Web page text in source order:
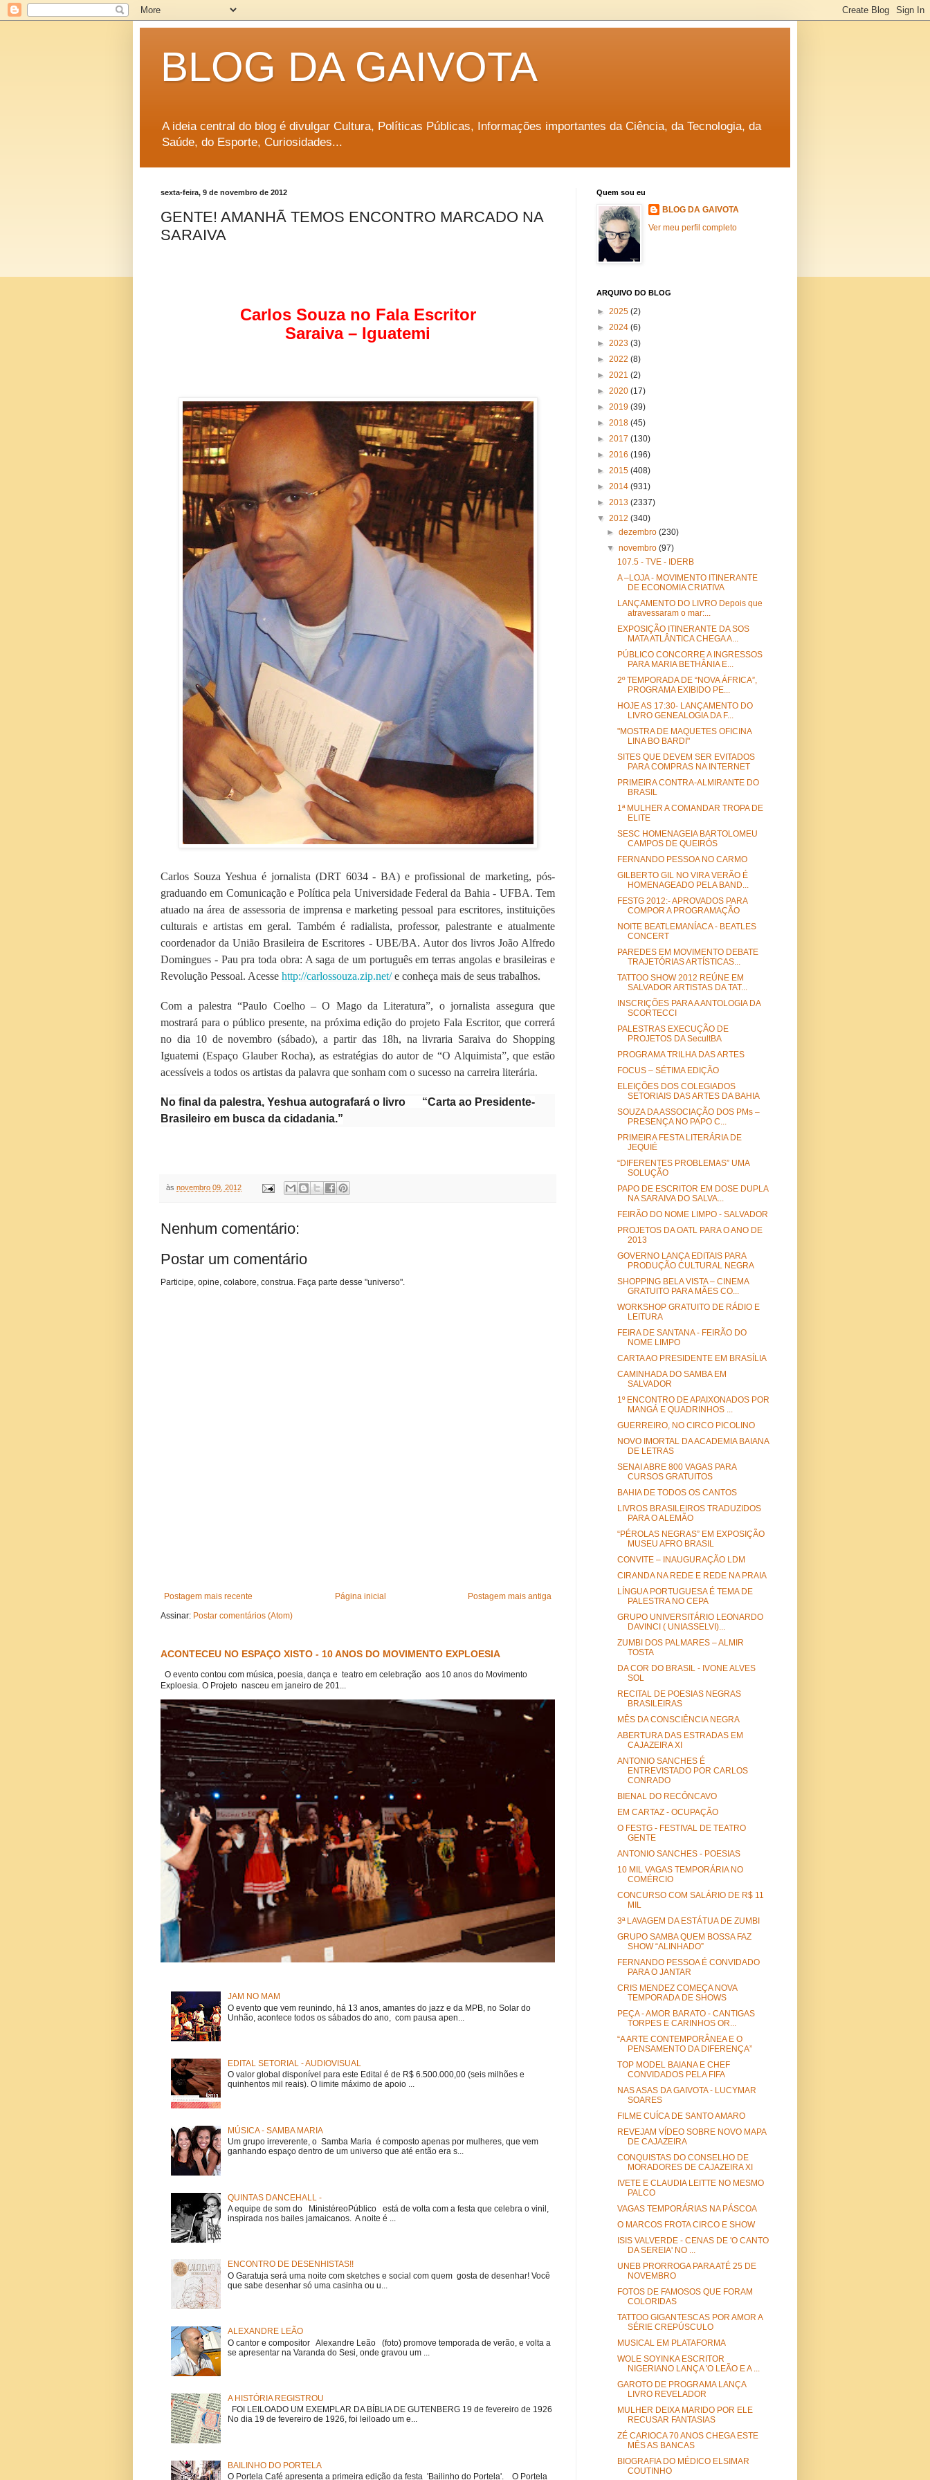
BLOG DA GAIVOTA
A ideia central do blog é divulgar Cultura, Políticas Públicas, Informações importantes da Ciência, da Tecnologia, da
Saúde, do Esporte, Curiosidades...
sexta-feira, 9 de novembro de 2012
GENTE! AMANHÃ TEMOS ENCONTRO MARCADO NA
SARAIVA
Carlos Souza no Fala Escritor
Saraiva – Iguatemi
Carlos Souza Yeshua é jornalista (DRT 6034 - BA) e profissional de marketing, pós-
graduando em Comunicação e Política pela Universidade Federal da Bahia - UFBA. Tem
atuado na área de assessoria de imprensa e marketing pessoal para escritores, instituições
culturais e artistas em geral. Também é radialista, professor, palestrante e atualmente
coordenador da União Brasileira de Escritores - UBE/BA. Autor dos livros João Alfredo
Domingues - Pau pra toda obra: A saga de um português em terras angolas e brasileiras e
Revolução Pessoal. Acesse http://carlossouza.zip.net/ e conheça mais de seus trabalhos.
Com a palestra “Paulo Coelho – O Mago da Literatura”, o jornalista assegura que
mostrará para o público presente, na próxima edição do projeto Fala Escritor, que correrá
no dia 10 de novembro (sábado), a partir das 18h, na livraria Saraiva do Shopping
Iguatemi (Espaço Glauber Rocha), as estratégias do autor de “O Alquimista”, que estão
acessíveis a todos os artistas da palavra que sonham com o sucesso na carreira literária.
No final da palestra, Yeshua autografará o livro “Carta ao Presidente-
Brasileiro em busca da cidadania.”
às novembro 09, 2012
Nenhum comentário:
Postar um comentário
Participe, opine, colabore, construa. Faça parte desse "universo".
Postagem mais recente Postagem mais antiga
Página inicial
Assinar: Postar comentários (Atom)
ACONTECEU NO ESPAÇO XISTO - 10 ANOS DO MOVIMENTO EXPLOESIA
O evento contou com música, poesia, dança e teatro em celebração aos 10 anos do Movimento
Exploesia. O Projeto nasceu em janeiro de 201...
JAM NO MAM
O evento que vem reunindo, há 13 anos, amantes do jazz e da MPB, no Solar do
Unhão, acontece todos os sábados do ano, com pausa apen...
EDITAL SETORIAL - AUDIOVISUAL
O valor global disponível para este Edital é de R$ 6.500.000,00 (seis milhões e
quinhentos mil reais). O limite máximo de apoio ...
MÚSICA - SAMBA MARIA
Um grupo irreverente, o Samba Maria é composto apenas por mulheres, que vem
ganhando espaço dentro de um universo que até então era s...
QUINTAS DANCEHALL -
A equipe de som do MinistéreoPúblico está de volta com a festa que celebra o vinil,
inspirada nos bailes jamaicanos. A noite é ...
ENCONTRO DE DESENHISTAS!!
O Garatuja será uma noite com sketches e social com quem gosta de desenhar! Você
que sabe desenhar só uma casinha ou u...
ALEXANDRE LEÃO
O cantor e compositor Alexandre Leão (foto) promove temporada de verão, e volta a
se apresentar na Varanda do Sesi, onde gravou um ...
A HISTÓRIA REGISTROU
FOI LEILOADO UM EXEMPLAR DA BÍBLIA DE GUTENBERG 19 de fevereiro de 1926
No dia 19 de fevereiro de 1926, foi leiloado um e...
BAILINHO DO PORTELA
O Portela Café apresenta a primeira edição da festa 'Bailinho do Portela'. O Portela
Quem sou eu
BLOG DA GAIVOTA
Ver meu perfil completo
ARQUIVO DO BLOG
► 2025 (2)
► 2024 (6)
► 2023 (3)
► 2022 (8)
► 2021 (2)
► 2020 (17)
► 2019 (39)
► 2018 (45)
► 2017 (130)
► 2016 (196)
► 2015 (408)
► 2014 (931)
► 2013 (2337)
▼ 2012 (340)
►dezembro(230)
▼novembro(97)
107.5 - TVE - IDERB
A –LOJA - MOVIMENTO ITINERANTE
DE ECONOMIA CRIATIVA
LANÇAMENTO DO LIVRO Depois que
atravessaram o mar:...
EXPOSIÇÃO ITINERANTE DA SOS
MATA ATLÂNTICA CHEGA A...
PÚBLICO CONCORRE A INGRESSOS
PARA MARIA BETHÂNIA E...
2º TEMPORADA DE “NOVA ÁFRICA”,
PROGRAMA EXIBIDO PE...
HOJE AS 17:30- LANÇAMENTO DO
LIVRO GENEALOGIA DA F...
"MOSTRA DE MAQUETES OFICINA
LINA BO BARDI"
SITES QUE DEVEM SER EVITADOS
PARA COMPRAS NA INTERNET
PRIMEIRA CONTRA-ALMIRANTE DO
BRASIL
1ª MULHER A COMANDAR TROPA DE
ELITE
SESC HOMENAGEIA BARTOLOMEU
CAMPOS DE QUEIRÓS
FERNANDO PESSOA NO CARMO
GILBERTO GIL NO VIRA VERÃO É
HOMENAGEADO PELA BAND...
FESTG 2012:- APROVADOS PARA
COMPOR A PROGRAMAÇÃO
NOITE BEATLEMANÍACA - BEATLES
CONCERT
PAREDES EM MOVIMENTO DEBATE
TRAJETÓRIAS ARTÍSTICAS...
TATTOO SHOW 2012 REÚNE EM
SALVADOR ARTISTAS DA TAT...
INSCRIÇÕES PARA A ANTOLOGIA DA
SCORTECCI
PALESTRAS EXECUÇÃO DE
PROJETOS DA SecultBA
PROGRAMA TRILHA DAS ARTES
FOCUS – SÉTIMA EDIÇÃO
ELEIÇÕES DOS COLEGIADOS
SETORIAIS DAS ARTES DA BAHIA
SOUZA DA ASSOCIAÇÃO DOS PMs –
PRESENÇA NO PAPO C...
PRIMEIRA FESTA LITERÁRIA DE
JEQUIÉ
“DIFERENTES PROBLEMAS” UMA
SOLUÇÃO
PAPO DE ESCRITOR EM DOSE DUPLA
NA SARAIVA DO SALVA...
FEIRÃO DO NOME LIMPO - SALVADOR
PROJETOS DA OATL PARA O ANO DE
2013
GOVERNO LANÇA EDITAIS PARA
PRODUÇÃO CULTURAL NEGRA
SHOPPING BELA VISTA – CINEMA
GRATUITO PARA MÃES CO...
WORKSHOP GRATUITO DE RÁDIO E
LEITURA
FEIRA DE SANTANA - FEIRÃO DO
NOME LIMPO
CARTA AO PRESIDENTE EM BRASÍLIA
CAMINHADA DO SAMBA EM
SALVADOR
1º ENCONTRO DE APAIXONADOS POR
MANGÁ E QUADRINHOS ...
GUERREIRO, NO CIRCO PICOLINO
NOVO IMORTAL DA ACADEMIA BAIANA
DE LETRAS
SENAI ABRE 800 VAGAS PARA
CURSOS GRATUITOS
BAHIA DE TODOS OS CANTOS
LIVROS BRASILEIROS TRADUZIDOS
PARA O ALEMÃO
“PÉROLAS NEGRAS” EM EXPOSIÇÃO
MUSEU AFRO BRASIL
CONVITE – INAUGURAÇÃO LDM
CIRANDA NA REDE E REDE NA PRAIA
LÍNGUA PORTUGUESA É TEMA DE
PALESTRA NO CEPA
GRUPO UNIVERSITÁRIO LEONARDO
DAVINCI ( UNIASSELVI)...
ZUMBI DOS PALMARES – ALMIR
TOSTA
DA COR DO BRASIL - IVONE ALVES
SOL
RECITAL DE POESIAS NEGRAS
BRASILEIRAS
MÊS DA CONSCIÊNCIA NEGRA
ABERTURA DAS ESTRADAS EM
CAJAZEIRA XI
ANTONIO SANCHES É
ENTREVISTADO POR CARLOS
CONRADO
BIENAL DO RECÔNCAVO
EM CARTAZ - OCUPAÇÃO
O FESTG - FESTIVAL DE TEATRO
GENTE
ANTONIO SANCHES - POESIAS
10 MIL VAGAS TEMPORÁRIA NO
COMÉRCIO
CONCURSO COM SALÁRIO DE R$ 11
MIL
3ª LAVAGEM DA ESTÁTUA DE ZUMBI
GRUPO SAMBA QUEM BOSSA FAZ
SHOW “ALINHADO”
FERNANDO PESSOA É CONVIDADO
PARA O JANTAR
CRIS MENDEZ COMEÇA NOVA
TEMPORADA DE SHOWS
PEÇA - AMOR BARATO - CANTIGAS
TORPES E CARINHOS OR...
“A ARTE CONTEMPORÂNEA E O
PENSAMENTO DA DIFERENÇA”
TOP MODEL BAIANA E CHEF
CONVIDADOS PELA FIFA
NAS ASAS DA GAIVOTA - LUCYMAR
SOARES
FILME CUÍCA DE SANTO AMARO
REVEJAM VÍDEO SOBRE NOVO MAPA
DE CAJAZEIRA
CONQUISTAS DO CONSELHO DE
MORADORES DE CAJAZEIRA XI
IVETE E CLAUDIA LEITTE NO MESMO
PALCO
VAGAS TEMPORÁRIAS NA PÁSCOA
O MARCOS FROTA CIRCO E SHOW
ISIS VALVERDE - CENAS DE 'O CANTO
DA SEREIA' NO ...
UNEB PRORROGA PARA ATÉ 25 DE
NOVEMBRO
FOTOS DE FAMOSOS QUE FORAM
COLORIDAS
TATTOO GIGANTESCAS POR AMOR A
SÉRIE CREPÚSCULO
MUSICAL EM PLATAFORMA
WOLE SOYINKA ESCRITOR
NIGERIANO LANÇA 'O LEÃO E A ...
GAROTO DE PROGRAMA LANÇA
LIVRO REVELADOR
MULHER DEIXA MARIDO POR ELE
RECUSAR FANTASIAS
ZÉ CARIOCA 70 ANOS CHEGA ESTE
MÊS AS BANCAS
BIOGRAFIA DO MÉDICO ELSIMAR
COUTINHO